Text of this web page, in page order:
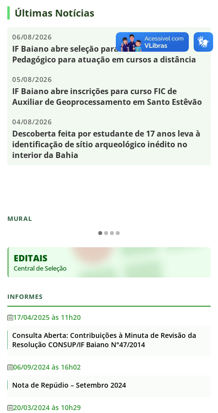
MURAL
EDITAIS
Central de Seleção
INFORMES
17/04/2025 às 11h20
Consulta Aberta: Contribuições à Minuta de Revisão da
Resolução CONSUP/IF Baiano N°47/2014
06/09/2024 às 16h02
Nota de Repúdio – Setembro 2024
20/03/2024 às 10h29
Últimas Notícias
06/08/2026
IF Baiano abre seleção para Assistente
Pedagógico para atuação em cursos a distância
05/08/2026
IF Baiano abre inscrições para curso FIC de
Auxiliar de Geoprocessamento em Santo Estêvão
04/08/2026
Descoberta feita por estudante de 17 anos leva à
identificação de sítio arqueológico inédito no
interior da Bahia